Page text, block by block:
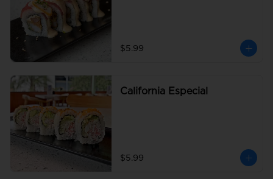
$5.99
California Especial
$5.99